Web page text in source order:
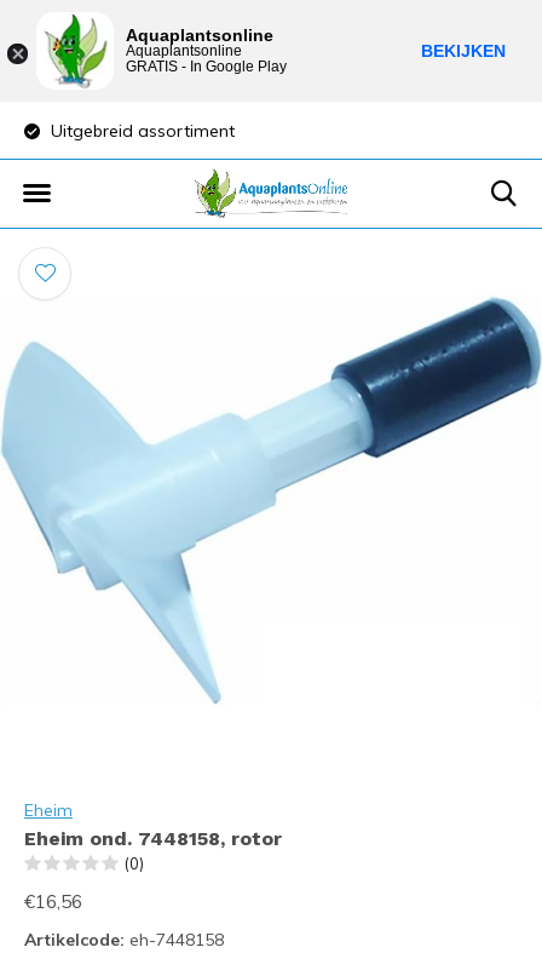
Uitgebreid assortiment
Eheim
Eheim ond. 7448158, rotor
(0)
€16,56
Artikelcode: eh-7448158
Aquaplantsonline
Aquaplantsonline
GRATIS - In Google Play
BEKIJKEN